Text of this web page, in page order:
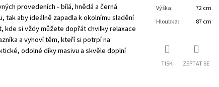
provedeních - bílá, hnědá a černá
aby ideálně zapadla k okolnímu sladění
kde si vždy můžete dopřát chvilky relaxace
a vyhoví těm, kteří si potrpí na
odolné díky masivu a skvěle doplní
Výška:
72 cm
Hloubka: 87 cm
TISK ZEPTAT SE